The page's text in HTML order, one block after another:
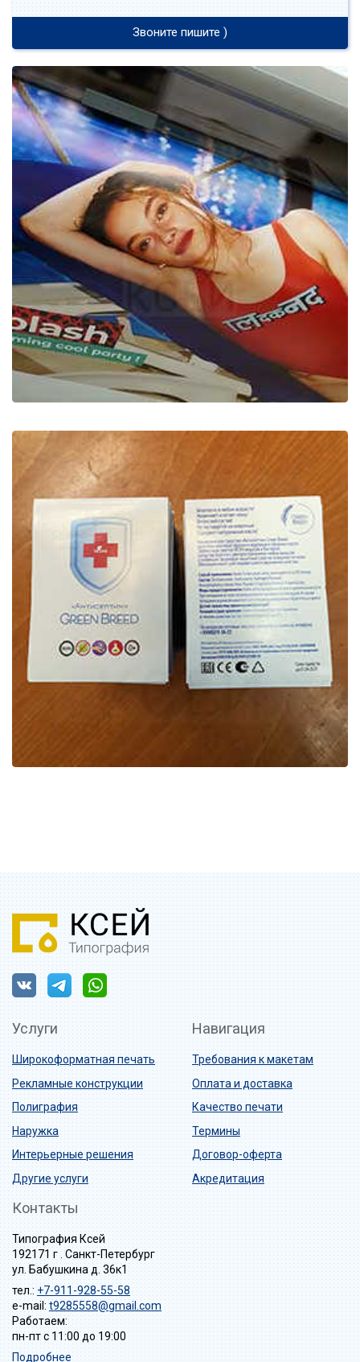
Звоните пишите )
Услуги
Широкоформатная печать
Рекламные конструкции
Полиграфия
Наружка
Интерьерные решения
Другие услуги
Навигация
Требования к макетам
Оплата и доставка
Качество печати
Термины
Договор-оферта
Акредитация
Контакты
Типография Ксей
192171 г . Санкт-Петербург
ул. Бабушкина д. 36к1
тел.:+7-911-928-55-58
e-mail:t9285558@gmail.com
Работаем:
пн-пт с 11:00 до 19:00
Подробнее